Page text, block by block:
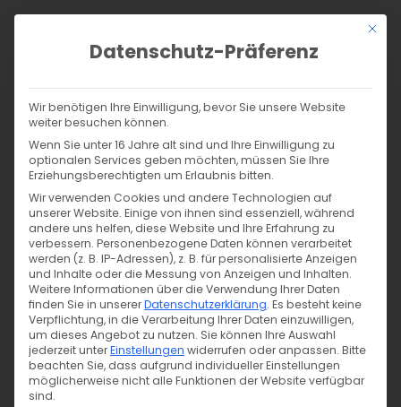
Zum
Products
Start/Shop/Nähen/Nähzubehör/Reißverschlüsse/
teilbare Reißverschlüsse/
Jacken Reißverschluss teilbar 80cm – neonkoralle
(Abverkauf)
Mit
Datenschutz-Präferenz
Wir benötigen Ihre Einwilligung, bevor Sie unsere Website
weiter besuchen können.
Wenn Sie unter 16 Jahre alt sind und Ihre Einwilligung zu
optionalen Services geben möchten, müssen Sie Ihre
Erziehungsberechtigten um Erlaubnis bitten.
Wir verwenden Cookies und andere Technologien auf
unserer Website. Einige von ihnen sind essenziell, während
andere uns helfen, diese Website und Ihre Erfahrung zu
verbessern. Personenbezogene Daten können verarbeitet
werden (z. B. IP-Adressen), z. B. für personalisierte Anzeigen
und Inhalte oder die Messung von Anzeigen und Inhalten.
Weitere Informationen über die Verwendung Ihrer Daten
finden Sie in unsererDatenschutzerklärung. Es besteht keine
Verpflichtung, in die Verarbeitung Ihrer Daten einzuwilligen,
um dieses Angebot zu nutzen. Sie können Ihre Auswahl
jederzeit unterEinstellungen widerrufen oder anpassen. Bitte
beachten Sie, dass aufgrund individueller Einstellungen
möglicherweise nicht alle Funktionen der Website verfügbar
sind.